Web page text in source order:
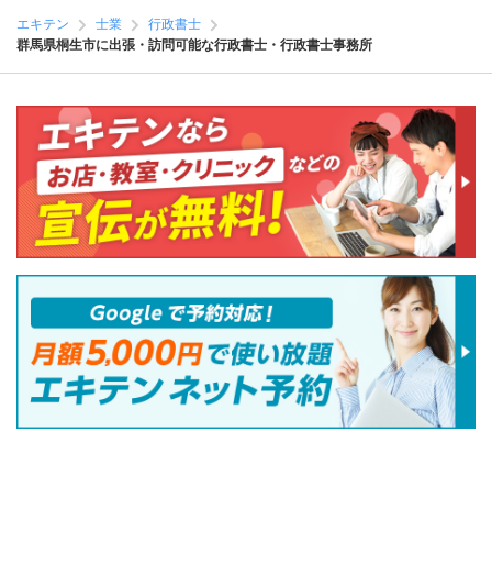
エキテン 士業
行政書士
群馬県桐生市に出張・訪問可能な行政書士・行政書士事務所